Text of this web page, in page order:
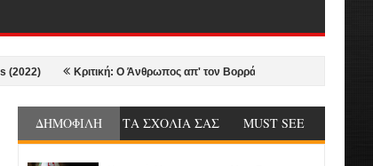
Κριτική: Ο Άνθρωπος απ' τον Βορρά - The Northman (2022)
ΔΗΜΟΦΙΛΗ ΤΑ ΣΧΟΛΙΑ ΣΑΣ MUST SEE